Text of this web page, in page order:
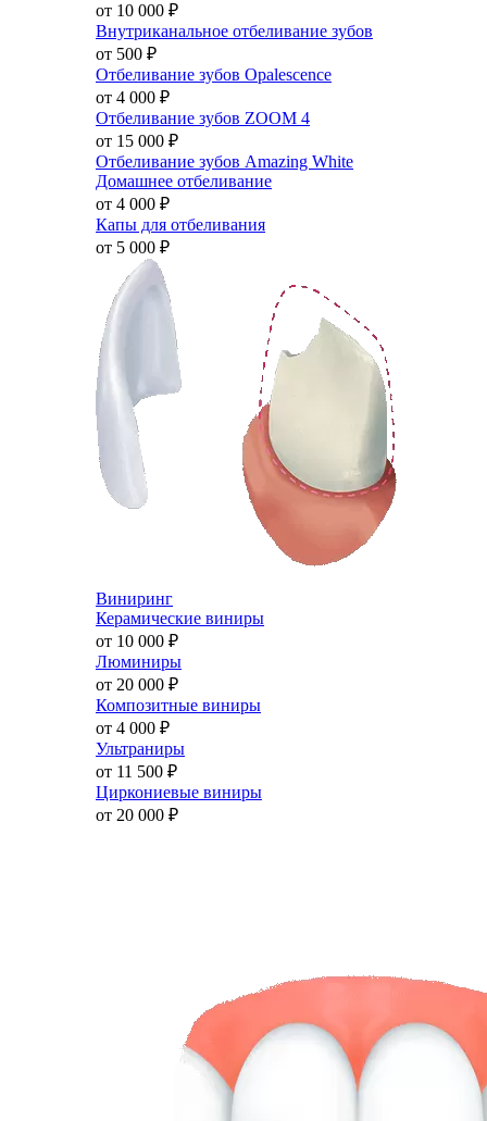
от 10 000 ₽
Внутриканальное отбеливание зубов
от 500 ₽
Отбеливание зубов Opalescence
от 4 000 ₽
Отбеливание зубов ZOOM 4
от 15 000 ₽
Отбеливание зубов Amazing White
Домашнее отбеливание
от 4 000 ₽
Капы для отбеливания
от 5 000 ₽
Виниринг
Керамические виниры
от 10 000 ₽
Люминиры
от 20 000 ₽
Композитные виниры
от 4 000 ₽
Ультраниры
от 11 500 ₽
Циркониевые виниры
от 20 000 ₽